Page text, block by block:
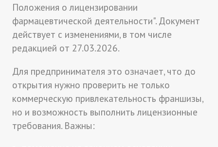
Положения о лицензировании
фармацевтической деятельности". Документ
действует с изменениями, в том числе
редакцией от 27.03.2026.
Для предпринимателя это означает, что до
открытия нужно проверить не только
коммерческую привлекательность франшизы,
но и возможность выполнить лицензионные
требования. Важны: